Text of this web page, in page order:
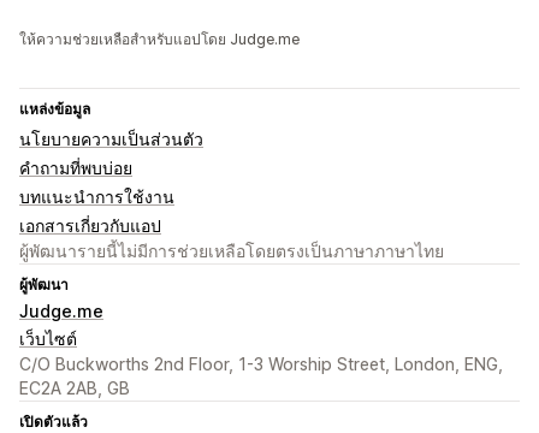
ให้ความช่วยเหลือสำหรับแอปโดย Judge.me
แหล่งข้อมูล
นโยบายความเป็นส่วนตัว
คำถามที่พบบ่อย
บทแนะนำการใช้งาน
เอกสารเกี่ยวกับแอป
ผู้พัฒนารายนี้ไม่มีการช่วยเหลือโดยตรงเป็นภาษาภาษาไทย
ผู้พัฒนา
Judge.me
เว็บไซต์
C/O Buckworths 2nd Floor, 1-3 Worship Street, London, ENG,
EC2A 2AB, GB
เปิดตัวแล้ว